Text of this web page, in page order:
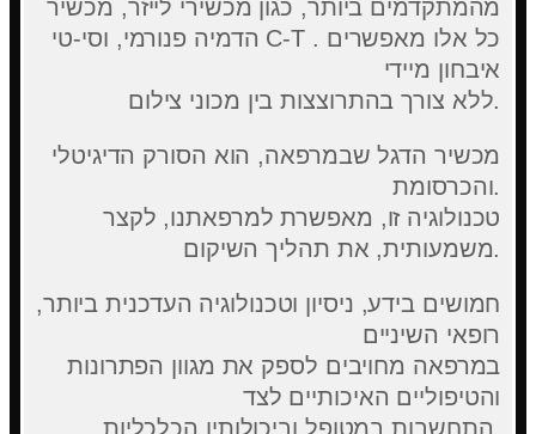
מהמתקדמים ביותר, כגון מכשירי לייזר, מכשיר
הדמיה פנורמי, וסי-טי C-T . כל אלו מאפשרים
איבחון מיידי
ללא צורך בהתרוצצות בין מכוני צילום.
מכשיר הדגל שבמרפאה, הוא הסורק הדיגיטלי
והכרסומת.
טכנולוגיה זו, מאפשרת למרפאתנו, לקצר
משמעותית, את תהליך השיקום.
חמושים בידע, ניסיון וטכנולוגיה העדכנית ביותר,
רופאי השיניים
במרפאה מחויבים לספק את מגוון הפתרונות
והטיפוליים האיכותיים לצד